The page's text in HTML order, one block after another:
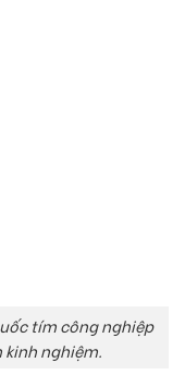
tím công nghiệp
kinh nghiệm.